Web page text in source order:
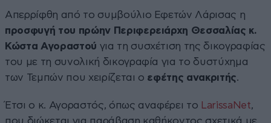
Απερρίφθη από το συμβούλιο Εφετών Λάρισας η
προσφυγή του πρώην Περιφερειάρχη Θεσσαλίας κ.
Κώστα Αγοραστού για τη συσχέτιση της δικογραφίας
του με τη συνολική δικογραφία για το δυστύχημα
των Τεμπών που χειρίζεται ο εφέτης ανακριτής.
Έτσι ο κ. Αγοραστός, όπως αναφέρει το LarissaNet,
που διώκεται για παράβαση καθήκοντος σχετικά με